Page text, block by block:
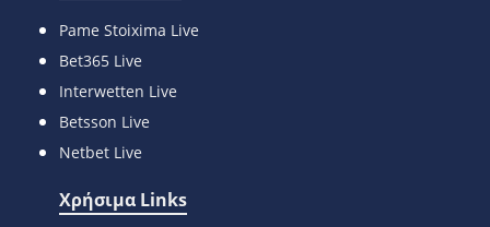
Pame Stoixima Live
Bet365 Live
Interwetten Live
Betsson Live
Netbet Live
Χρήσιμα Links